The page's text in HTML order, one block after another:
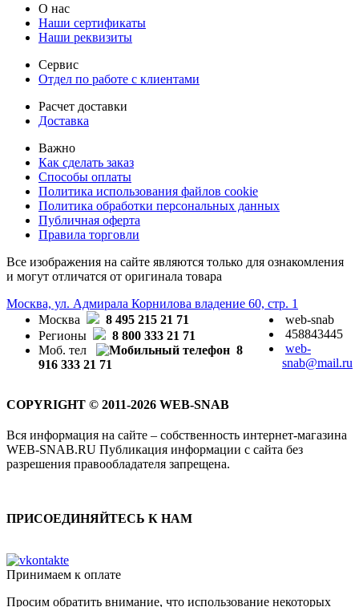
О нас
Наши сертификаты
Наши реквизиты
Сервис
Отдел по работе с клиентами
Расчет доставки
Доставка
Важно
Как сделать заказ
Способы оплаты
Политика использования файлов cookie
Политика обработки персональных данных
Публичная оферта
Правила торговли
Все изображения на сайте являются только для ознакомления
и могут отличатся от оригинала товара
Москва, ул. Адмирала Корнилова владение 60, стр. 1
Москва
8 495 215 21 71
Регионы
8 800 333 21 71
Моб. тел
8
916 333 21 71
web-snab
458843445
web-
snab@mail.ru
COPYRIGHT © 2011-2026 WEB-SNAB
Вся информация на сайте – собственность интернет-магазина
WEB-SNAB.RU Публикация информации с сайта без
разрешения правообладателя запрещена.
ПРИСОЕДИНЯЙТЕСЬ К НАМ
Принимаем к оплате
Просим обратить внимание, что использование некоторых